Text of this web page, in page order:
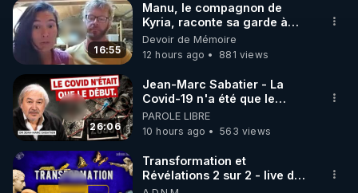
http://rgnr.li/news
🌱 VIDÉOS NON CENSURÉES SUR ODYSEE
Toutes les vidéos Youtube sont aussi sur la
http://rgnr.li/odysee
🌱 LES STAGES EN PRÉSENTIEL
16:55
Manu, le compagnon de
Kyria, raconte sa garde à
vue musclée. PARTAGEZ!
Devoir de Mémoire
12 hours ago
881 views
26:06
Jean-Marc Sabatier - La
Covid-19 n'a été que le
début - L'ARNm & l'ARNm-aa
jusqu où auront-t-il ?
PAROLE LIBRE
10 hours ago
563 views
Transformation et
Révélations 2 sur 2 - live du
07/08/26